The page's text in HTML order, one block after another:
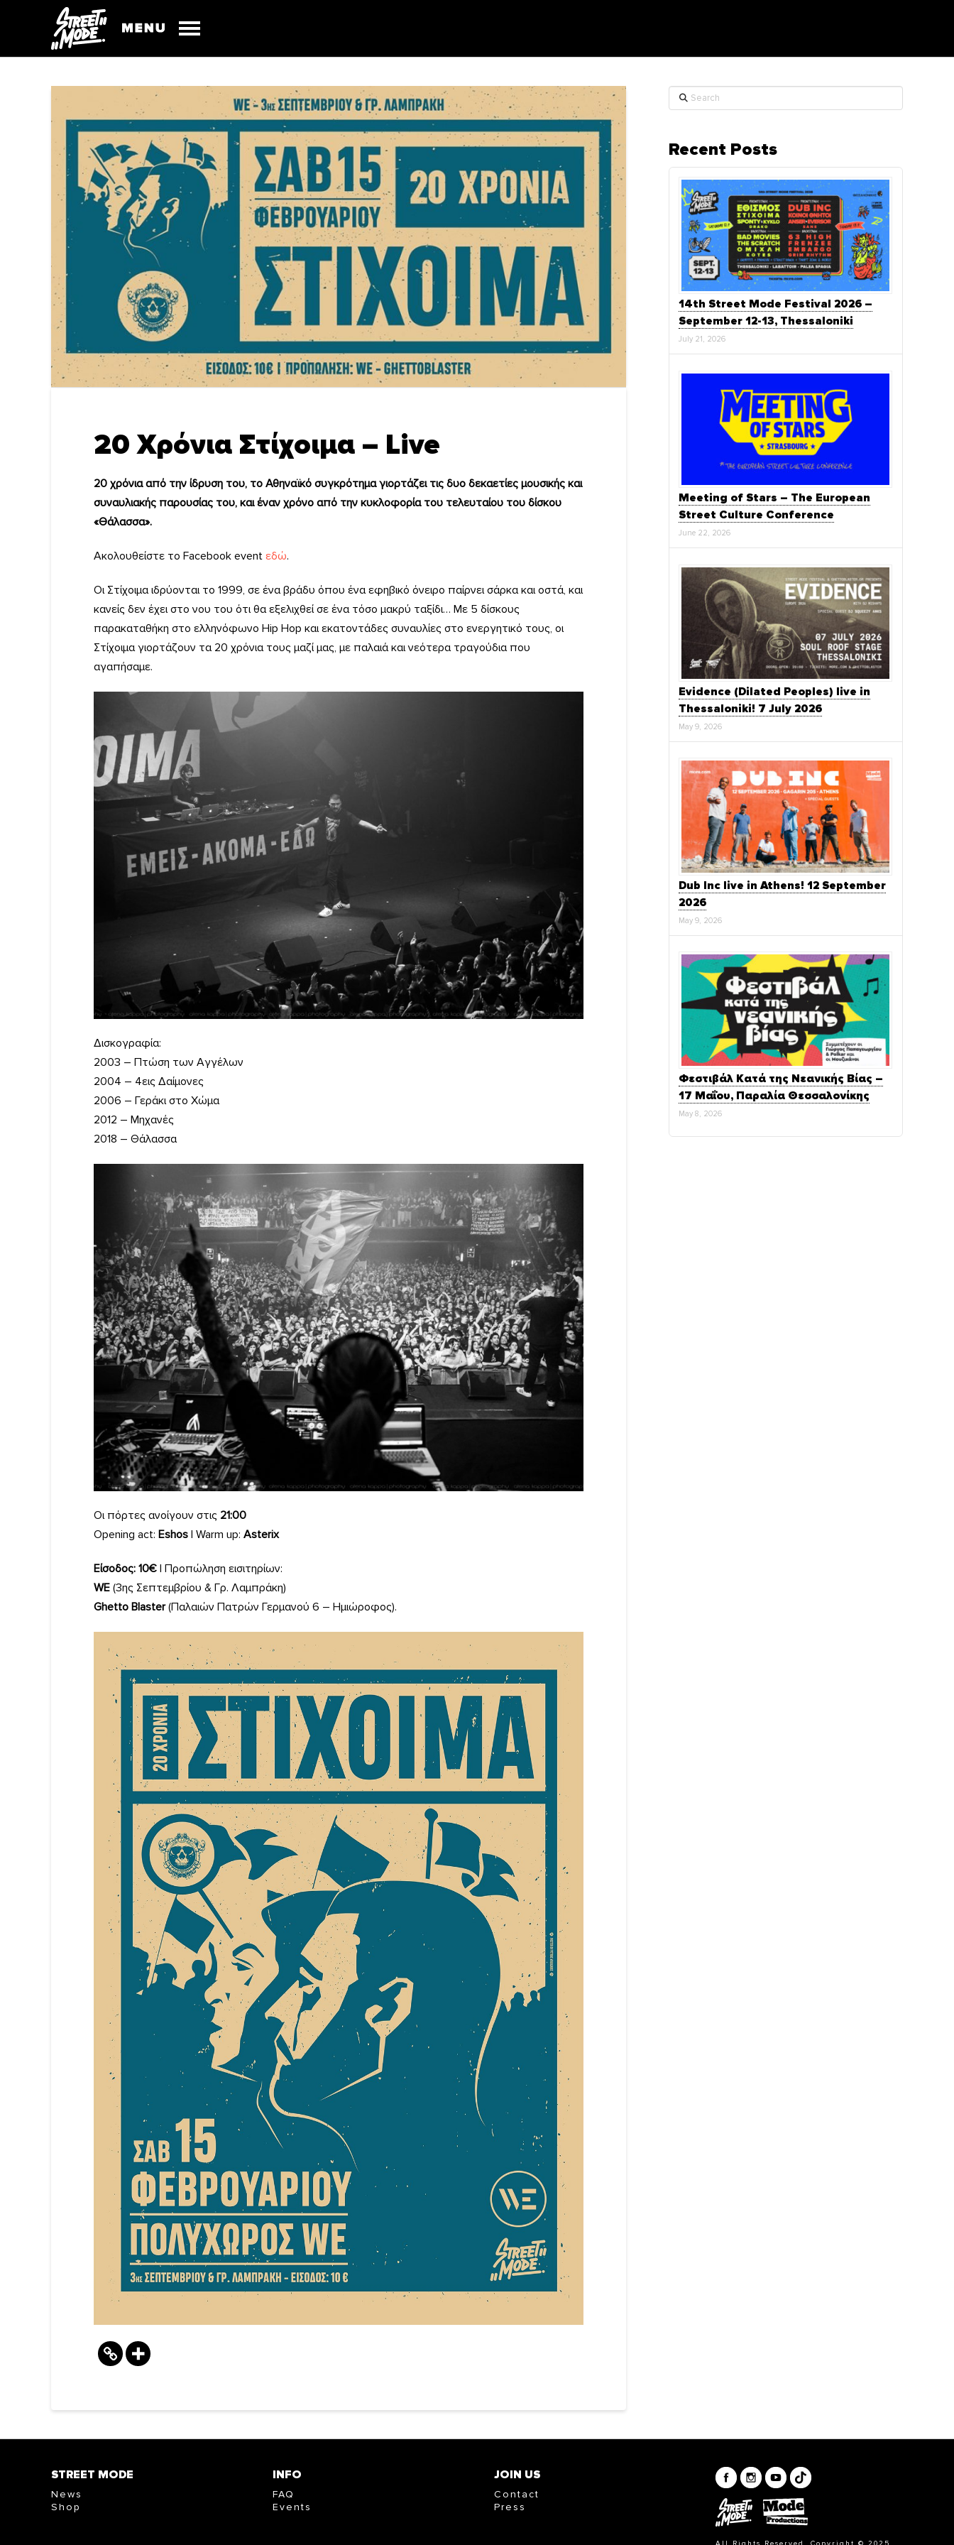
20 Χρόνια Στίχοιμα – Live
20 χρόνια από την ίδρυση του, το Αθηναϊκό συγκρότημα γιορτάζει τις δυο δεκαετίες μουσικής και
συναυλιακής παρουσίας του, και έναν χρόνο από την κυκλοφορία του τελευταίου του δίσκου
«Θάλασσα».
Ακολουθείστε το Facebook event εδώ.
Οι Στίχοιμα ιδρύονται το 1999, σε ένα βράδυ όπου ένα εφηβικό όνειρο παίρνει σάρκα και οστά, και
κανείς δεν έχει στο νου του ότι θα εξελιχθεί σε ένα τόσο μακρύ ταξίδι… Με 5 δίσκους
παρακαταθήκη στο ελληνόφωνο Hip Hop και εκατοντάδες συναυλίες στο ενεργητικό τους, οι
Στίχοιμα γιορτάζουν τα 20 χρόνια τους μαζί μας, με παλαιά και νεότερα τραγούδια που
αγαπήσαμε.
Δισκογραφία:
2003 – Πτώση των Αγγέλων
2004 – 4εις Δαίμονες
2006 – Γεράκι στο Χώμα
2012 – Μηχανές
2018 – Θάλασσα
Οι πόρτες ανοίγουν στις 21:00
Opening act: Eshos | Warm up: Asterix
Είσοδος: 10€ | Προπώληση εισιτηρίων:
WE (3ης Σεπτεμβρίου & Γρ. Λαμπράκη)
Ghetto Blaster(Παλαιών Πατρών Γερμανού 6 – Ημιώροφος).
Search
Recent Posts
14th Street Mode Festival 2026 –
September 12-13, Thessaloniki
July 21, 2026
Meeting of Stars – The European
Street Culture Conference
June 22, 2026
Evidence (Dilated Peoples) live in
Thessaloniki! 7 July 2026
May 9, 2026
Dub Inc live in Athens! 12 September
2026
May 9, 2026
Φεστιβάλ Κατά της Νεανικής Βίας –
17 Μαΐου, Παραλία Θεσσαλονίκης
May 8, 2026
STREET MODE
News
Shop
INFO
FAQ
Events
JOIN US
Contact
Press